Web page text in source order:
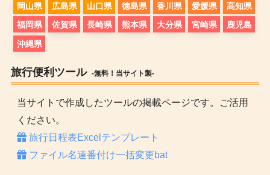
岡山県
広島県 山口県 徳島県 香川県 愛媛県
高知県
福岡県
佐賀県 長崎県 熊本県 大分県 宮崎県
鹿児島
沖縄県
旅行便利ツール -無料！当サイト製-
当サイトで作成したツールの掲載ページです。ご活用
ください。
旅行日程表Excelテンプレート
ファイル名連番付け一括変更bat